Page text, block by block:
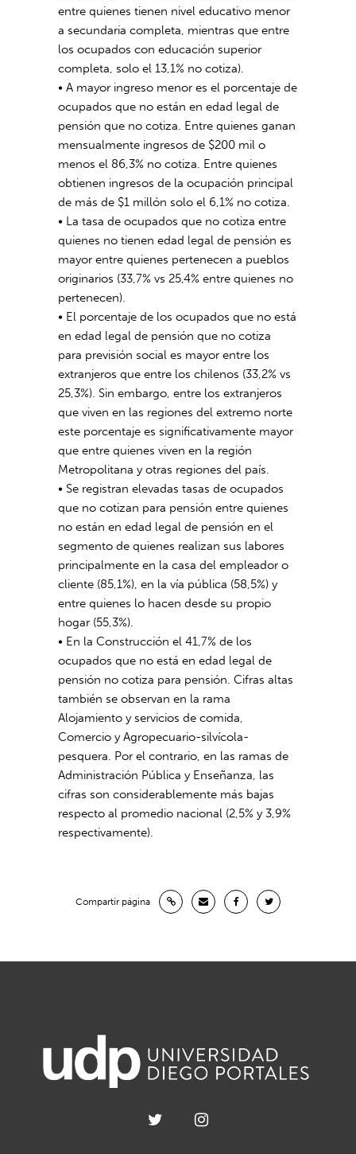
entre quienes tienen nivel educativo menor
a secundaria completa, mientras que entre
los ocupados con educación superior
completa, solo el 13,1% no cotiza).
• A mayor ingreso menor es el porcentaje de
ocupados que no están en edad legal de
pensión que no cotiza. Entre quienes ganan
mensualmente ingresos de $200 mil o
menos el 86,3% no cotiza. Entre quienes
obtienen ingresos de la ocupación principal
de más de $1 millón solo el 6,1% no cotiza.
• La tasa de ocupados que no cotiza entre
quienes no tienen edad legal de pensión es
mayor entre quienes pertenecen a pueblos
originarios (33,7% vs 25,4% entre quienes no
pertenecen).
• El porcentaje de los ocupados que no está
en edad legal de pensión que no cotiza
para previsión social es mayor entre los
extranjeros que entre los chilenos (33,2% vs
25,3%). Sin embargo, entre los extranjeros
que viven en las regiones del extremo norte
este porcentaje es significativamente mayor
que entre quienes viven en la región
Metropolitana y otras regiones del país.
• Se registran elevadas tasas de ocupados
que no cotizan para pensión entre quienes
no están en edad legal de pensión en el
segmento de quienes realizan sus labores
principalmente en la casa del empleador o
cliente (85,1%), en la vía pública (58,5%) y
entre quienes lo hacen desde su propio
hogar (55,3%).
• En la Construcción el 41,7% de los
ocupados que no está en edad legal de
pensión no cotiza para pensión. Cifras altas
también se observan en la rama
Alojamiento y servicios de comida,
Comercio y Agropecuario-silvícola-
pesquera. Por el contrario, en las ramas de
Administración Pública y Enseñanza, las
cifras son considerablemente más bajas
respecto al promedio nacional (2,5% y 3,9%
respectivamente).
Compartir página